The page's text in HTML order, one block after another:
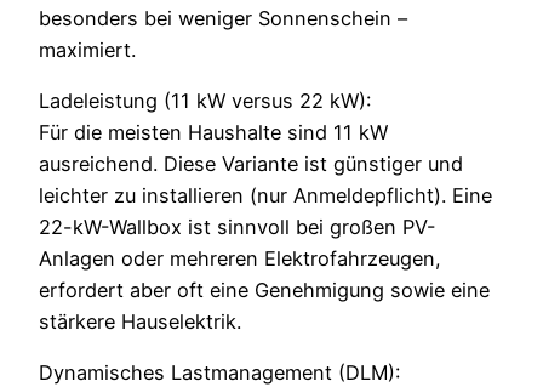
besonders bei weniger Sonnenschein –
maximiert.
Ladeleistung (11 kW versus 22 kW):
Für die meisten Haushalte sind 11 kW
ausreichend. Diese Variante ist günstiger und
leichter zu installieren (nur Anmeldepflicht). Eine
22-kW-Wallbox ist sinnvoll bei großen PV-
Anlagen oder mehreren Elektrofahrzeugen,
erfordert aber oft eine Genehmigung sowie eine
stärkere Hauselektrik.
Dynamisches Lastmanagement (DLM):